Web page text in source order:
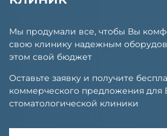
Мы продумали все, чтобы Вы
свою клинику надежным
этом свой бюджет
Оставьте заявку и получите
коммерческого предложения для
стоматологической клиники